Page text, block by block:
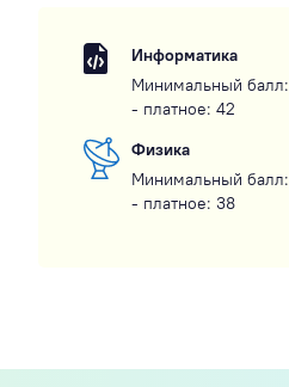
Информатика
Минимальный балл:
- платное: 42
Физика
Минимальный балл:
- платное: 38